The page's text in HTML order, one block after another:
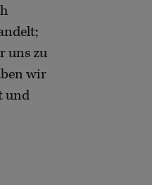
uns zu
wir
und